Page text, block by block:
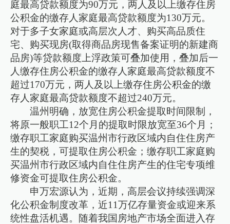
庭最高贷款额度为90万元，两人及以上缴存住房
公积金的缴存人家庭最高贷款额度为130万元。
对于多子女家庭或高层次人才、购买高品质住
宅、购买现房(取得商品房现售备案证明的新建商
品房)等贷款额度上浮政策可叠加使用，叠加后一
人缴存住房公积金的缴存人家庭最高贷款额度不
超过170万元，两人及以上缴存住房公积金的缴
存人家庭最高贷款额度不超过240万元。
温州明确，放宽住房公积金提取时间限制，
将原一般职工12个月的提取时限放宽至36个月；
缴存职工家庭购买温州市行政区域内自住住房产
生的契税，可提取住房公积金；缴存职工家庭购
买温州市行政区域内自住住房产生的住宅专项维
修资金可提取住房公积金。
申万宏源认为，近期，高层会议持续强调深
化公积金制度改革，近11万亿存量资金或迎来系
统性盘活机遇。随着我国房地产市场全面进入存